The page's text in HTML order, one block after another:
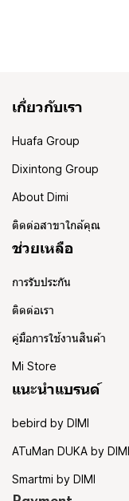
เกี่ยวกับเรา
Huafa Group
Dixintong Group
About Dimi
ติดต่อสาขาใกล้คุณ
ช่วยเหลือ
การรับประกัน
ติดต่อเรา
คู่มือการใช้งานสินค้า
Mi Store
แนะนำแบรนด์
bebird by DIMI
ATuMan DUKA by DIMI
Smartmi by DIMI